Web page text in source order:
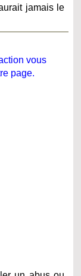
jamais le
vous
page.